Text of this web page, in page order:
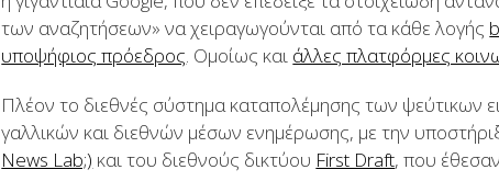
των αναζητήσεων» να χειραγωγούνται από τα κάθε λογής
υποψήφιος πρόεδρος. Ομοίως και άλλες πλατφόρμες
Πλέον το διεθνές σύστημα καταπολέμησης των ψεύτικων
γαλλικών και διεθνών μέσων ενημέρωσης, με την
News Lab;) και του διεθνούς δικτύου First Draft, που